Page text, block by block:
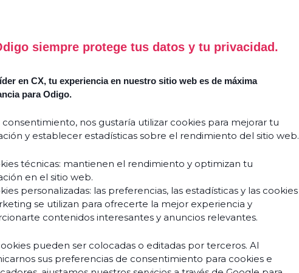
siempre protege tus datos y tu privacidad.
en CX, tu experiencia en nuestro sitio web es de máxima
para Odigo.
consentimiento, nos gustaría utilizar cookies para mejorar tu
y establecer estadísticas sobre el rendimiento del sitio web.
técnicas: mantienen el rendimiento y optimizan tu
en el sitio web.
personalizadas: las preferencias, las estadísticas y las cookies
se utilizan para ofrecerte la mejor experiencia y
contenidos interesantes y anuncios relevantes.
pueden ser colocadas o editadas por terceros. Al
sus preferencias de consentimiento para cookies e
Success
Guides
&
blancs
Blogs
Podcasts
Comment
AI
client
et
vos
équipes
Découvrir
À propos